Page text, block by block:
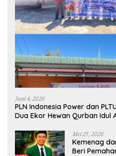
Juni 4, 2026
PLN Indonesia Power dan
Dua Ekor Hewan Qurban Idul
Mei 25, 2026
Kemenag
Beri